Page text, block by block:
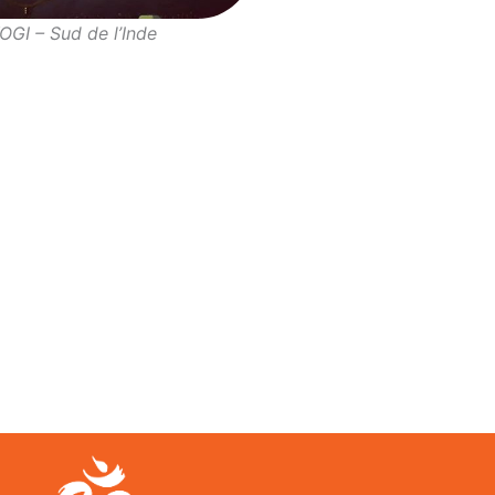
– Sud de l’Inde